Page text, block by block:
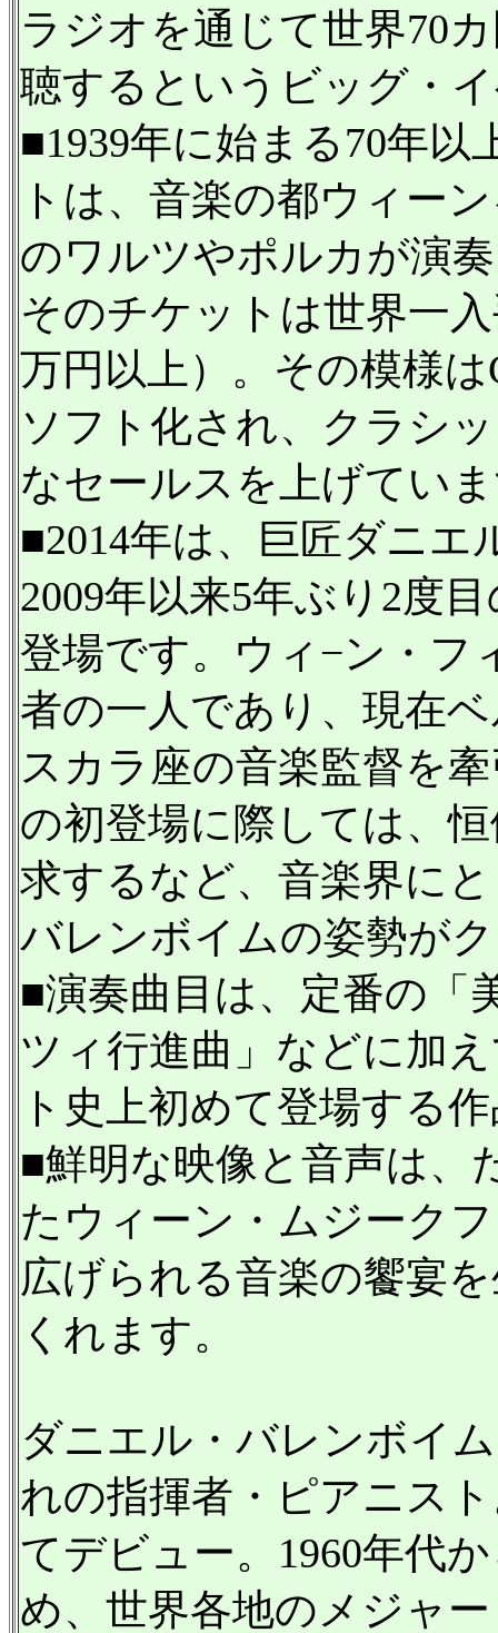
ラジオを通じて世界70
聴するというビッグ・
■1939年に始まる70年
トは、音楽の都ウィー
のワルツやポルカが演
そのチケットは世界一
万円以上）。その模様
ソフト化され、クラシ
なセールスを上げてい
■2014年は、巨匠ダニ
2009年以来5年ぶり2度
登場です。ウィ−ン・フ
者の一人であり、現在
スカラ座の音楽監督を
の初登場に際しては、
求するなど、音楽界に
バレンボイムの姿勢が
■演奏曲目は、定番の「
ツィ行進曲」などに加
ト史上初めて登場する
■鮮明な映像と音声は、
たウィーン・ムジーク
広げられる音楽の饗宴
くれます。
ダニエル・バレンボイ
れの指揮者・ピアニス
てデビュー。1960年代
め、世界各地のメジャ